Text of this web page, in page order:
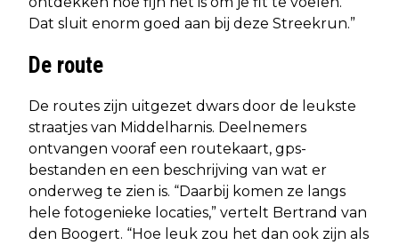
Dat sluit enorm goed aan bij deze Streekrun.”
De route
De routes zijn uitgezet dwars door de leukste
straatjes van Middelharnis. Deelnemers
ontvangen vooraf een routekaart, gps-
bestanden en een beschrijving van wat er
onderweg te zien is. “Daarbij komen ze langs
hele fotogenieke locaties,” vertelt Bertrand van
den Boogert. “Hoe leuk zou het dan ook zijn als